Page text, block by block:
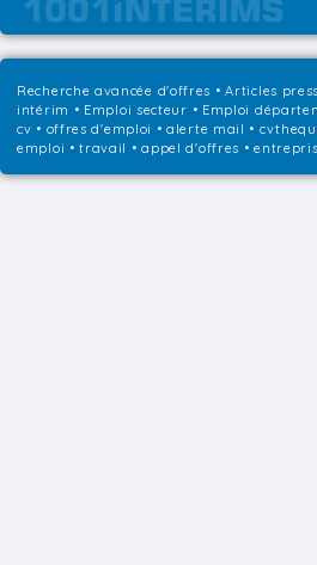
Recherche avancée d'offres •Articles
intérim • Emploi secteur • Emploi
cv • offres d'emploi • alerte mail •
emploi • travail • appel d'offres •